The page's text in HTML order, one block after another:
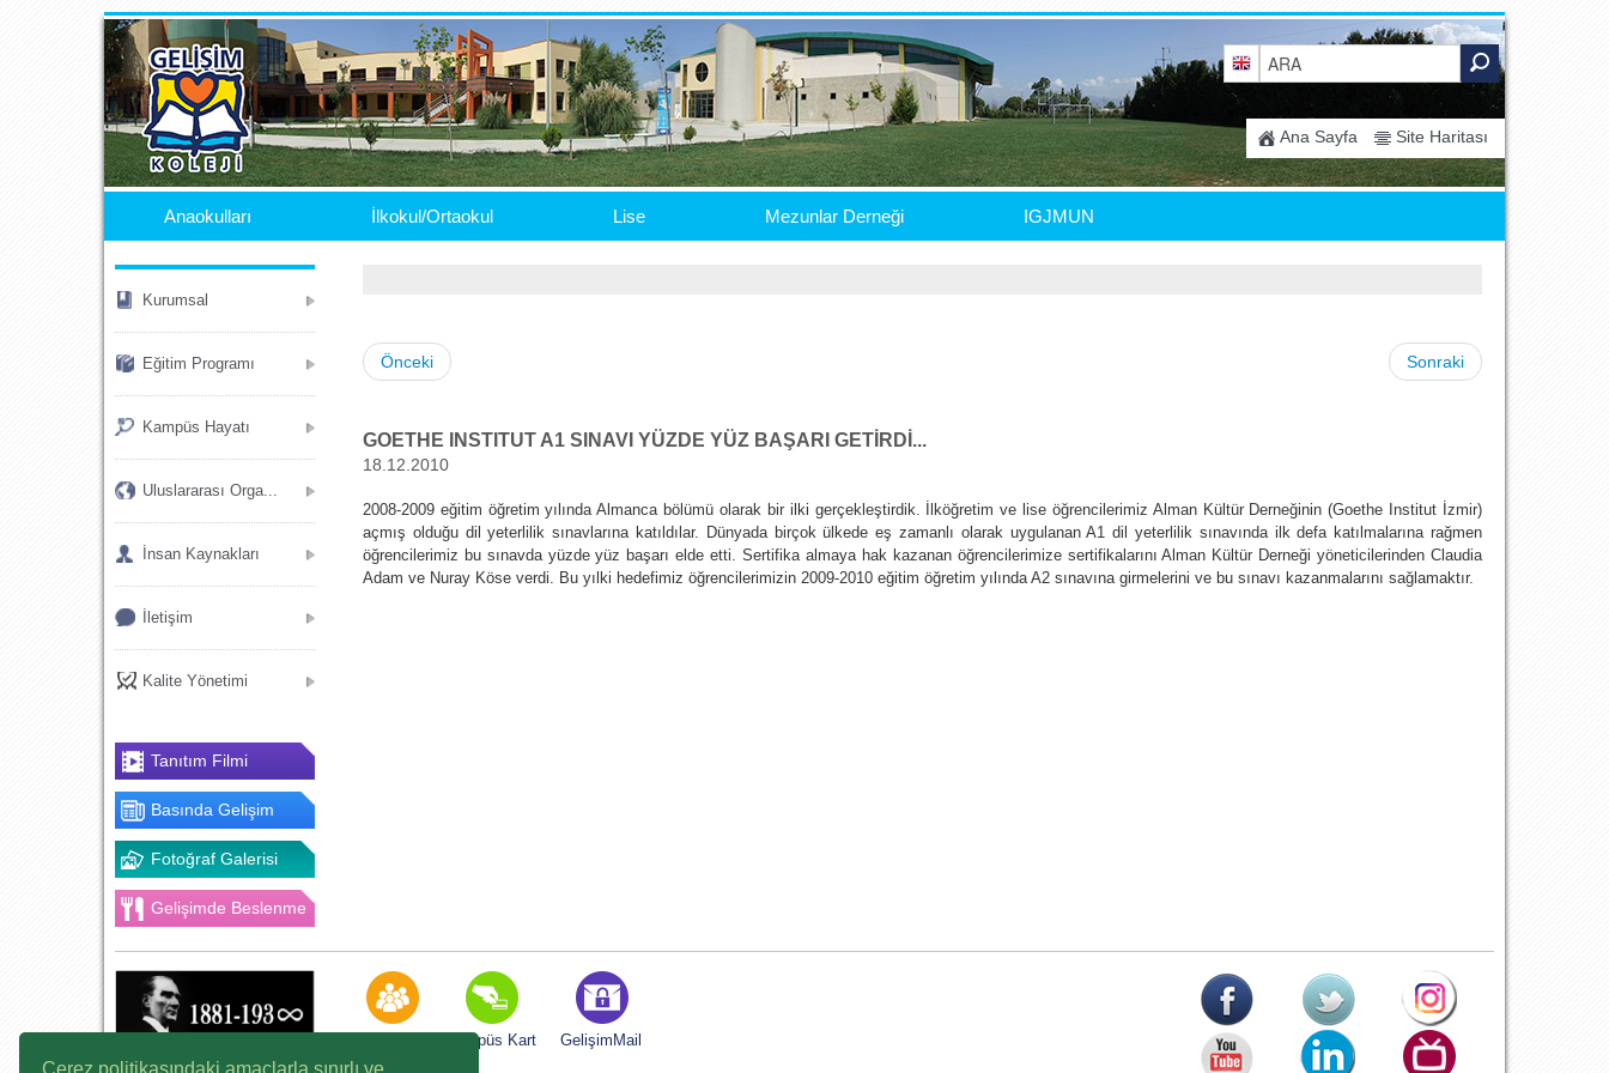
Çerez politikasındaki amaçlarla sınırlı ve
.
Ana Sayfa Site Haritası
Anaokulları İlkokul/Ortaokul Lise Mezunlar Derneği IGJMUN
Kurumsal
Eğitim Programı
Kampüs Hayatı
Uluslararası Orga...
İnsan Kaynakları
İletişim
Kalite Yönetimi
Tanıtım Filmi
Basında Gelişim
Fotoğraf Galerisi
Gelişimde Beslenme
Önceki Sonraki
GOETHE INSTITUT A1 SINAVI YÜZDE YÜZ BAŞARI GETİRDİ...
18.12.2010
2008-2009 eğitim öğretim yılında Almanca bölümü olarak bir ilki gerçekleştirdik. İlköğretim ve lise öğrencilerimiz Alman Kültür Derneğinin (Goethe Institut İzmir)
açmış olduğu dil yeterlilik sınavlarına katıldılar. Dünyada birçok ülkede eş zamanlı olarak uygulanan A1 dil yeterlilik sınavında ilk defa katılmalarına rağmen
öğrencilerimiz bu sınavda yüzde yüz başarı elde etti. Sertifika almaya hak kazanan öğrencilerimize sertifikalarını Alman Kültür Derneği yöneticilerinden Claudia
Adam ve Nuray Köse verdi. Bu yılki hedefimiz öğrencilerimizin 2009-2010 eğitim öğretim yılında A2 sınavına girmelerini ve bu sınavı kazanmalarını sağlamaktır.
Kampüs Kart GelişimMail